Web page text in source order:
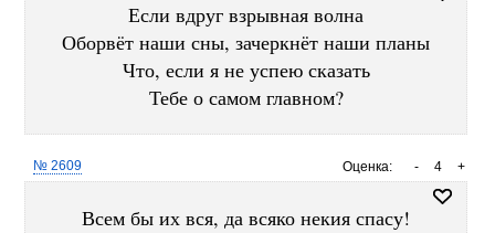
Если вдруг взрывная волна
Оборвёт наши сны, зачеркнёт наши планы
Что, если я не успею сказать
Тебе о самом главном?
Оценка: +
4
-
№ 2609
Всем бы их вся, да всяко некия спасу!